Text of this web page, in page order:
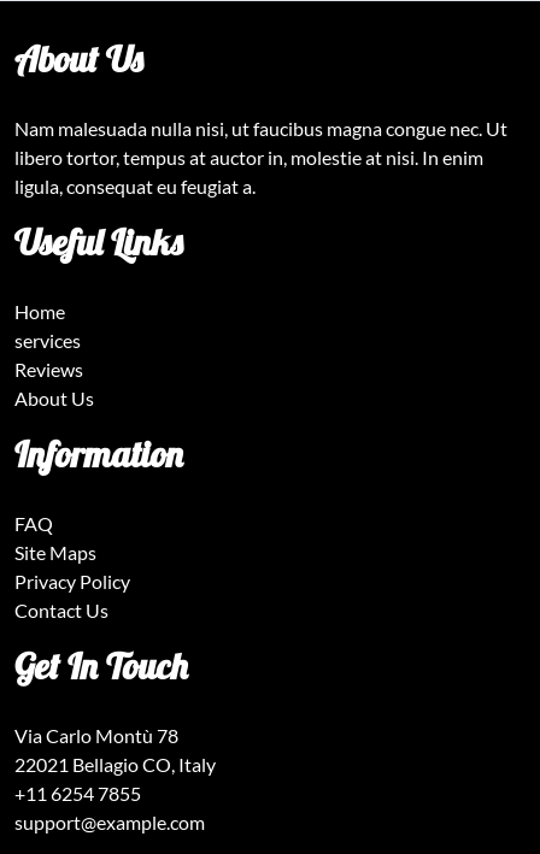
About Us
Nam malesuada nulla nisi, ut faucibus magna congue nec. Ut
libero tortor, tempus at auctor in, molestie at nisi. In enim
ligula, consequat eu feugiat a.
Useful Links
Home
services
Reviews
About Us
Information
FAQ
Site Maps
Privacy Policy
Contact Us
Get In Touch
Via Carlo Montù 78
22021 Bellagio CO, Italy
+11 6254 7855
support@example.com